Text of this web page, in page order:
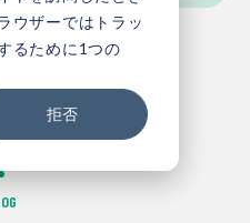
ウザーではトラッ
るために1つの
拒否